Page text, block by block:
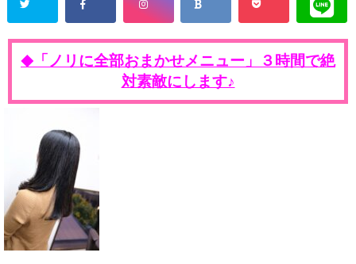
◆
「ノリに全部おまかせメニュー」３時間で絶
対素敵にします♪